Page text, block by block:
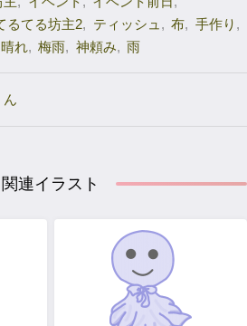
るてる坊主2, ティッシュ , 布, 手作り ,
晴れ, 梅雨, 神頼み, 雨
ん
関連イラスト